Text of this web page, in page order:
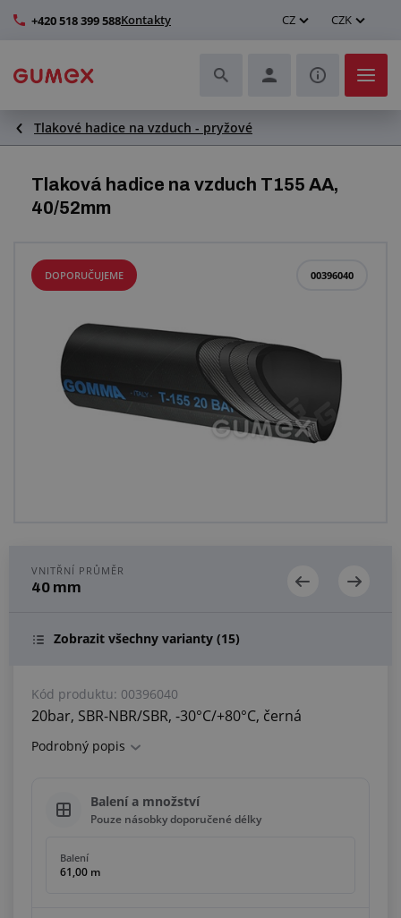
+420 518 399 588Kontakty CZ CZK
Hadice a jejich kompletace
Profily a výroba těsnění
Dopravníkové pásy a montáž
Zlepšení pracovního prostředí
Další pryžové a plastové výrobky
Centrum poptávek
Tlakové hadice na vzduch - pryžové
Tlaková hadice na vzduch T155 AA,
40/52mm
00396040
DOPORUČUJEME
VNITŘNÍ PRŮMĚR
40 mm
Zobrazit všechny varianty (15)
Kód produktu: 00396040
20bar, SBR-NBR/SBR, -30°C/+80°C, černá
Podrobný popis
Balení a množství
Pouze násobky doporučené délky
Balení
61,00 m